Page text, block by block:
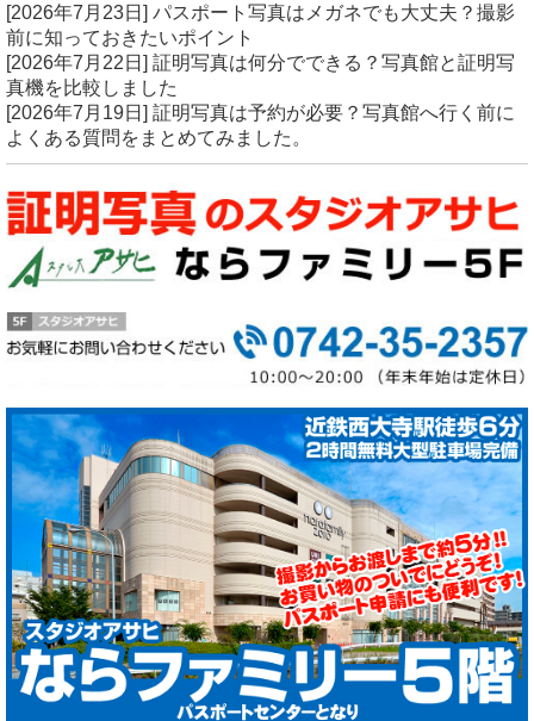
[2026年7月23日] パスポート写真はメガネでも大丈夫？撮影
前に知っておきたいポイント
[2026年7月22日] 証明写真は何分でできる？写真館と証明写
真機を比較しました
[2026年7月19日] 証明写真は予約が必要？写真館へ行く前に
よくある質問をまとめてみました。